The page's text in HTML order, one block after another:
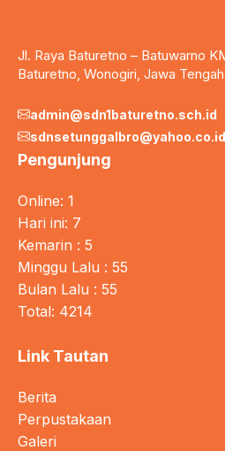
Jl. Raya Baturetno – Batuwarno
Baturetno, Wonogiri, Jawa Tengah
admin@sdn1baturetno.sch.id
sdnsetunggalbro@yahoo.co.id
Pengunjung
Online: 1
Hari ini: 7
Kemarin : 5
Minggu Lalu : 55
Bulan Lalu : 55
Total: 4214
Link Tautan
Berita
Perpustakaan
Galeri